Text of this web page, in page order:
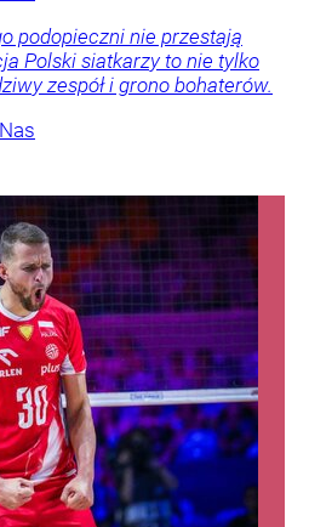
podopieczni nie przestają
Polski siatkarzy to nie tylko
zespół i grono bohaterów.